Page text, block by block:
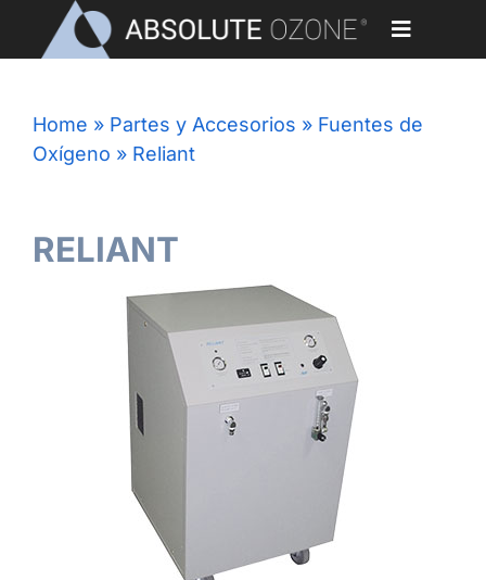
content
Toggle
Aplicaciones
Nuestros Clientes
Home » Partes y Accesorios » Fuentes de
Oxígeno » Reliant
RELIANT